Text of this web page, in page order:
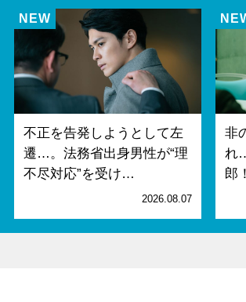
不正を告発しようとして左
遷…。法務省出身男性が“理
不尽対応”を受け…
2026.08.07
非
れ
郎